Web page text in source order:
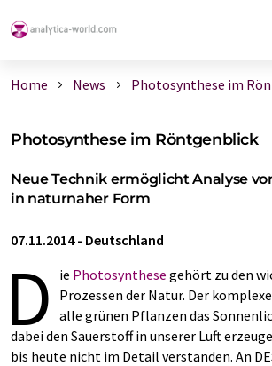
Home News Photosynthese im
Photosynthese im Röntgenblick
Neue Technik ermöglicht Analyse
in naturnaher Form
07.11.2014- Deutschland
D ie Photosynthese gehört zu den
Prozessen der Natur. Der
alle grünen Pflanzen das
dabei den Sauerstoff in unserer Luft
bis heute nicht im Detail verstanden. An